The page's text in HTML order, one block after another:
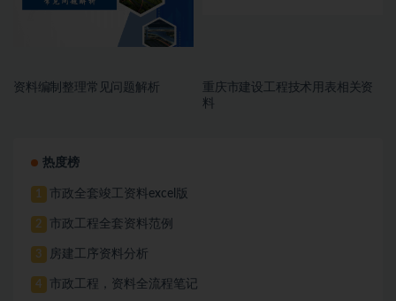
资料编制整理常见问题解析
重庆市建设工程技术用表相关资
料
热度榜
1 市政全套竣工资料excel版
2 市政工程全套资料范例
3 房建工序资料分析
4 市政工程，资料全流程笔记